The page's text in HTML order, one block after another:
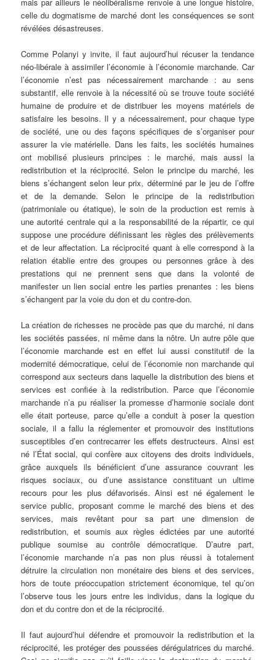
celle du dogmatisme de marché dont les conséquences se sont
révélées désastreuses.
Comme Polanyi y invite, il faut aujourd’hui récuser la tendance
néo-libérale à assimiler l’économie à l’économie marchande. Car
l’économie n’est pas nécessairement marchande : au sens
substantif, elle renvoie à la nécessité où se trouve toute société
humaine de produire et de distribuer les moyens matériels de
satisfaire les besoins. Il y a nécessairement, pour chaque type
de société, une ou des façons spécifiques de s’organiser pour
assurer la vie matérielle. Dans les faits, les sociétés humaines
ont mobilisé plusieurs principes : le marché, mais aussi la
redistribution et la réciprocité. Selon le principe du marché, les
biens s’échangent selon leur prix, déterminé par le jeu de l’offre
et de la demande. Selon le principe de la redistribution
(patrimoniale ou étatique), le soin de la production est remis à
une autorité centrale qui a la responsabilité de la répartir, ce qui
suppose une procédure définissant les règles des prélèvements
et de leur affectation. La réciprocité quant à elle correspond à la
relation établie entre des groupes ou personnes grâce à des
prestations qui ne prennent sens que dans la volonté de
manifester un lien social entre les parties prenantes : les biens
s’échangent par la voie du don et du contre-don.
La création de richesses ne procède pas que du marché, ni dans
les sociétés passées, ni même dans la nôtre. Un autre pôle que
l’économie marchande est en effet lui aussi constitutif de la
modernité démocratique, celui de l’économie non marchande qui
correspond aux secteurs dans laquelle la distribution des biens et
services est confiée à la redistribution. Parce que l’économie
marchande n’a pu réaliser la promesse d’harmonie sociale dont
elle était porteuse, parce qu’elle a conduit à poser la question
sociale, il a fallu la réglementer et promouvoir des institutions
susceptibles d’en contrecarrer les effets destructeurs. Ainsi est
né l’État social, qui confère aux citoyens des droits individuels,
grâce auxquels ils bénéficient d’une assurance couvrant les
risques sociaux, ou d’une assistance constituant un ultime
recours pour les plus défavorisés. Ainsi est né également le
service public, proposant comme le marché des biens et des
services, mais revêtant pour sa part une dimension de
redistribution, et soumis aux règles édictées par une autorité
publique soumise au contrôle démocratique. D’autre part,
l’économie marchande n’a pas non plus réussi à totalement
détruire la circulation non monétaire des biens et des services,
hors de toute préoccupation strictement économique, tel qu’on
l’observe tous les jours entre les individus, dans la logique du
don et du contre don et de la réciprocité.
Il faut aujourd’hui défendre et promouvoir la redistribution et la
réciprocité, les protéger des poussées dérégulatrices du marché.